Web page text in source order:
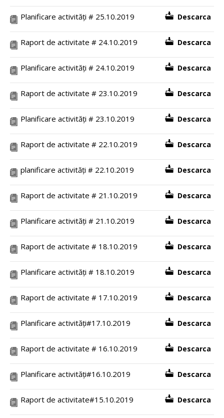
Planificare activități # 25.10.2019 Descarca
Raport de activitate # 24.10.2019 Descarca
Planificare activități # 24.10.2019 Descarca
Raport de activitate # 23.10.2019 Descarca
Planificare activități # 23.10.2019 Descarca
Raport de activitate # 22.10.2019 Descarca
planificare activități # 22.10.2019 Descarca
Raport de activitate # 21.10.2019 Descarca
Planificare activități # 21.10.2019 Descarca
Raport de activitate # 18.10.2019 Descarca
Planificare activități # 18.10.2019 Descarca
Raport de activitate # 17.10.2019 Descarca
Planificare activități#17.10.2019 Descarca
Raport de activitate # 16.10.2019 Descarca
Planificare activități#16.10.2019 Descarca
Raport de activitate#15.10.2019 Descarca